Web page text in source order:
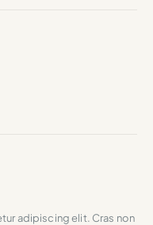
adipiscing elit. Cras non